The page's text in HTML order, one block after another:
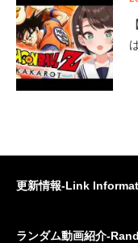
更新情報-Link
ランダム動画紹介-